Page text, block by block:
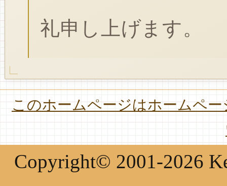
礼申し上げます。
このホームページはホームペ
Copyright© 2001-2026